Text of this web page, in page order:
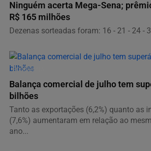
Ninguém acerta Mega-Sena;
R$ 165 milhões
Dezenas sorteadas foram: 16 - 21 - 24 -
ECONOMIA
Balança comercial de julho tem
bilhões
Tanto as exportações (6,2%) quanto as
(7,6%) aumentaram em relação ao
ano...